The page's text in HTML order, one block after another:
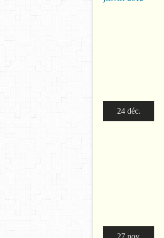
24 déc.
27 nov.